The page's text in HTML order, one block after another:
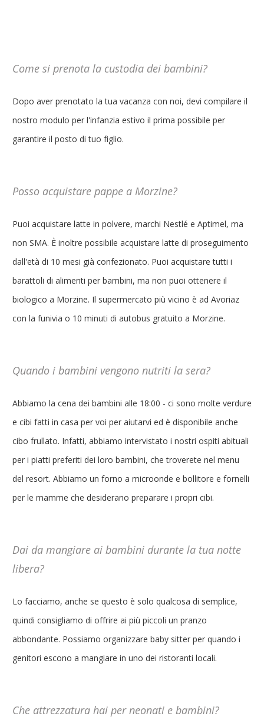
Come si prenota la custodia dei bambini?
Dopo aver prenotato la tua vacanza con noi, devi compilare il
nostro modulo per l'infanzia estivo il prima possibile per
garantire il posto di tuo figlio.
Posso acquistare pappe a Morzine?
Puoi acquistare latte in polvere, marchi Nestlé e Aptimel, ma
non SMA. È inoltre possibile acquistare latte di proseguimento
dall'età di 10 mesi già confezionato. Puoi acquistare tutti i
barattoli di alimenti per bambini, ma non puoi ottenere il
biologico a Morzine. Il supermercato più vicino è ad Avoriaz
con la funivia o 10 minuti di autobus gratuito a Morzine.
Quando i bambini vengono nutriti la sera?
Abbiamo la cena dei bambini alle 18:00 - ci sono molte verdure
e cibi fatti in casa per voi per aiutarvi ed è disponibile anche
cibo frullato. Infatti, abbiamo intervistato i nostri ospiti abituali
per i piatti preferiti dei loro bambini, che troverete nel menu
del resort. Abbiamo un forno a microonde e bollitore e fornelli
per le mamme che desiderano preparare i propri cibi.
Dai da mangiare ai bambini durante la tua notte
libera?
Lo facciamo, anche se questo è solo qualcosa di semplice,
quindi consigliamo di offrire ai più piccoli un pranzo
abbondante. Possiamo organizzare baby sitter per quando i
genitori escono a mangiare in uno dei ristoranti locali.
Che attrezzatura hai per neonati e bambini?